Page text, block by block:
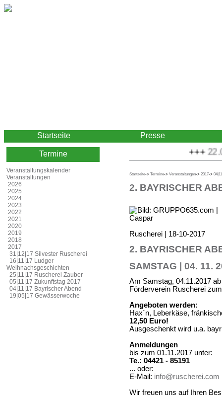
Startseite Presse
Termine
Veranstaltungskalender
Veranstaltungen
2026
2025
2024
2023
2022
2021
2020
2019
2018
2017
31|12|17 Silvester Ruscherei
16|11|17 Ludger
Weihnachsgeschichten
25|11|17 Ruscherei Zauber
05|11|17 Zukunftstag 2017
04|11|17 Bayrischer Abend
19|05|17 Gewässerwoche
+++
Startseite-> Termine-> Veranstaltungen-> 2017->
2. BAYRISCHER
Ruscherei | 18-10-2017
2. BAYRISCHER
SAMSTAG | 04. 11.
Am Samstag, 04.11.2017
Förderverein Ruscherei
Angeboten werden:
Hax´n, Leberkäse,
12,50 Euro!
Ausgeschenkt wird u.a.
Anmeldungen
bis zum 01.11.2017 unter:
Te.: 04421 - 85191
... oder:
E-Mail: info@ruscherei.com
Wir freuen uns auf Ihren